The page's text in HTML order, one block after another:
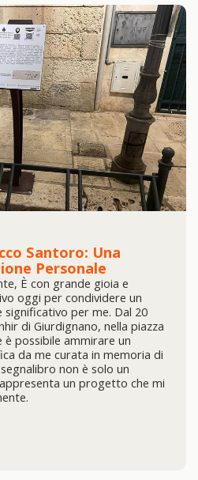
Santoro: Una
Personale
È con grande gioia e
oggi per condividere un
per me. Dal 20
di Giurdignano, nella piazza
possibile ammirare un
da me curata in memoria di
non è solo un
un progetto che mi